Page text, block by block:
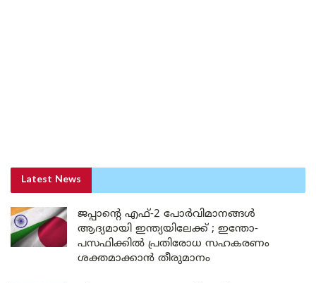
Latest News
ജപ്പാന്റെ എഫ്-2 പോർവിമാനങ്ങൾ
ആദ്യമായി ഇന്ത്യയിലേക്ക് ; ഇന്തോ-
പസഫിക്കിൽ പ്രതിരോധ സഹകരണം
ശക്തമാക്കാൻ തീരുമാനം